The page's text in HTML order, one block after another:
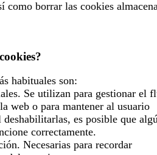
como borrar las cookies
habituales son:
Se utilizan para gestionar el
web o para mantener al usuario
es posible que
correctamente.
Necesarias para recordar